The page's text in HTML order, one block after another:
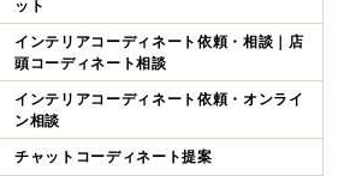
ット
インテリアコーディネート依頼・相談｜店
頭コーディネート相談
インテリアコーディネート依頼・オンライ
ン相談
チャットコーディネート提案